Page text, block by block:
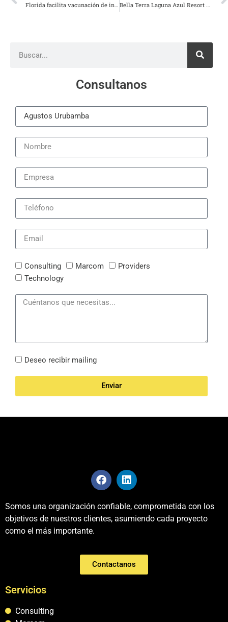
Consultanos
Consulting Marcom
Providers
Technology
Deseo recibir mailing
Enviar
Somos una organización confiable, comprometida con los
objetivos de nuestros clientes, asumiendo cada proyecto
como el más importante.
Contactanos
Servicios
Consulting